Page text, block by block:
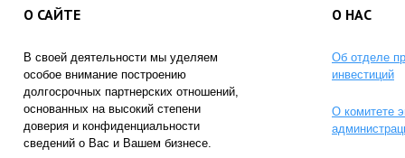
О САЙТЕ
В своей деятельности мы уделяем
особое внимание построению
долгосрочных партнерских отношений,
основанных на высокий степени
доверия и конфиденциальности
сведений о Вас и Вашем бизнесе.
О НАС
Об отделе
инвестиций
О комитете